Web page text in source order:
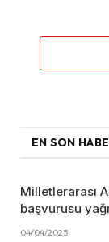
EN SON
Milletlerarası
başvurusu
04/04/2025